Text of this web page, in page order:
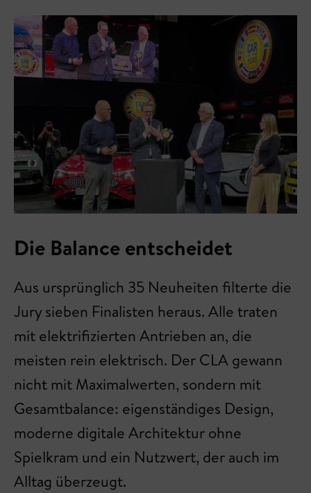
Die Balance entscheidet
Aus ursprünglich 35 Neuheiten filterte die
Jury sieben Finalisten heraus. Alle traten
mit elektrifizierten Antrieben an, die
meisten rein elektrisch. Der CLA gewann
nicht mit Maximalwerten, sondern mit
Gesamtbalance: eigenständiges Design,
moderne digitale Architektur ohne
Spielkram und ein Nutzwert, der auch im
Alltag überzeugt.